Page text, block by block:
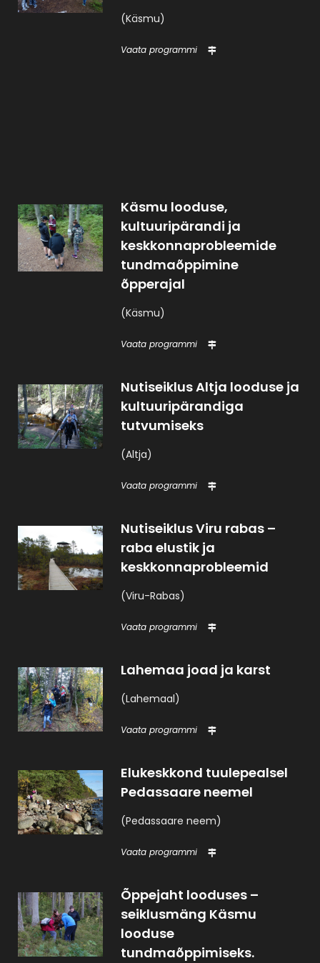
(Käsmu)
Vaata programmi
Käsmu looduse,
kultuuripärandi ja
keskkonnaprobleemide
tundmaõppimine
õpperajal
(Käsmu)
Vaata programmi
Nutiseiklus Altja looduse ja
kultuuripärandiga
tutvumiseks
(Altja)
Vaata programmi
Nutiseiklus Viru rabas –
raba elustik ja
keskkonnaprobleemid
(Viru-Rabas)
Vaata programmi
Lahemaa joad ja karst
(Lahemaal)
Vaata programmi
Elukeskkond tuulepealsel
Pedassaare neemel
(Pedassaare neem)
Vaata programmi
Õppejaht looduses –
seiklusmäng Käsmu
looduse
tundmaõppimiseks.